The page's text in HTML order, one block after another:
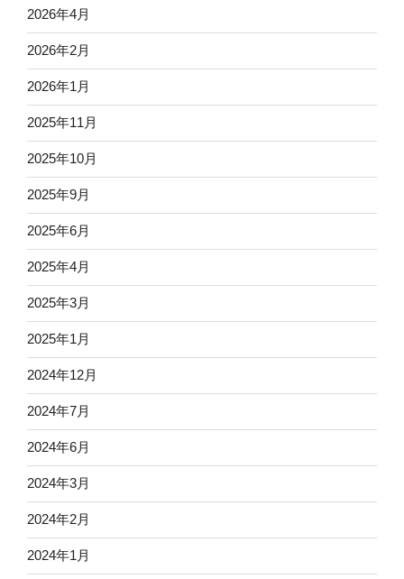
2026年4月
2026年2月
2026年1月
2025年11月
2025年10月
2025年9月
2025年6月
2025年4月
2025年3月
2025年1月
2024年12月
2024年7月
2024年6月
2024年3月
2024年2月
2024年1月